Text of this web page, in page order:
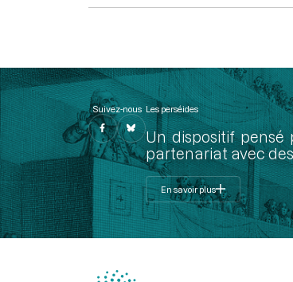
Suivez-nous Les perséides
Un dispositif pensé
partenariat avec
En savoir plus